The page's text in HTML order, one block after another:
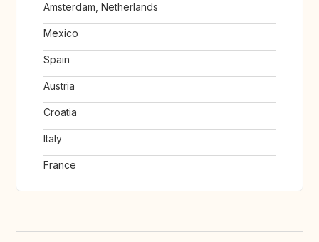
Amsterdam, Netherlands
Mexico
Spain
Austria
Croatia
Italy
France